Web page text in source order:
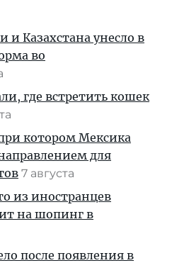
и Казахстана унесло в
во
где встретить кошек
котором Мексика
для
7 августа
из иностранцев
на шопинг в
после появления в